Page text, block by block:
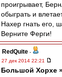
проигрывает,
обыграть и
Нахер гнать его,
Верните Ферги!
RedQuite -
27 дек 2014 22:21
Большой Хорхе